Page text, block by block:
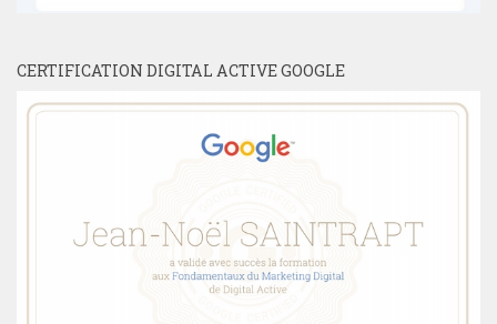
CERTIFICATION DIGITAL ACTIVE GOOGLE